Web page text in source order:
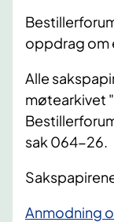
oppdrag om
Alle
møtearkivet "
sak 064-26.
Anmodning